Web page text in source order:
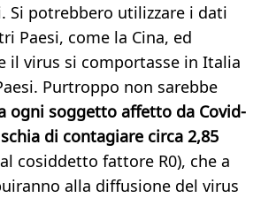
Si potrebbero utilizzare i dati
Paesi, come la Cina, ed
il virus si comportasse in Italia
Purtroppo non sarebbe
ogni soggetto affetto da Covid-
di contagiare circa 2,85
cosiddetto fattore R0), che a
alla diffusione del virus